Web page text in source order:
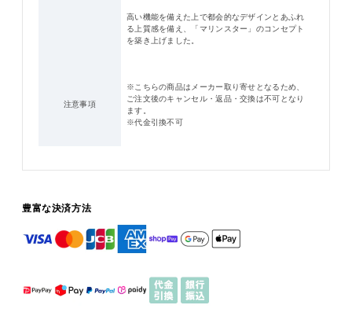
高い機能を備えた上で都会的なデザインとあふれ
る上質感を備え、「マリンスター」のコンセプト
を築き上げました。
注意事項
※こちらの商品はメーカー取り寄せとなるため、
ご注文後のキャンセル・返品・交換は不可となり
ます。
※代金引換不可
豊富な決済方法